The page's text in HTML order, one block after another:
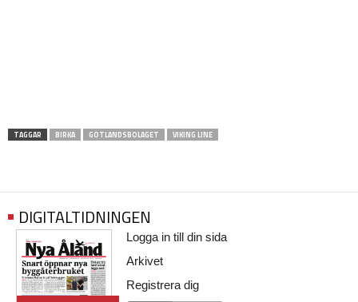
TAGGAR BIRKA GOTLANDSBOLAGET VIKING LINE
DIGITALTIDNINGEN
Logga in till din sida
Arkivet
Registrera dig